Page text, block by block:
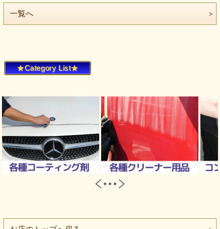
一覧へ
★Category List★